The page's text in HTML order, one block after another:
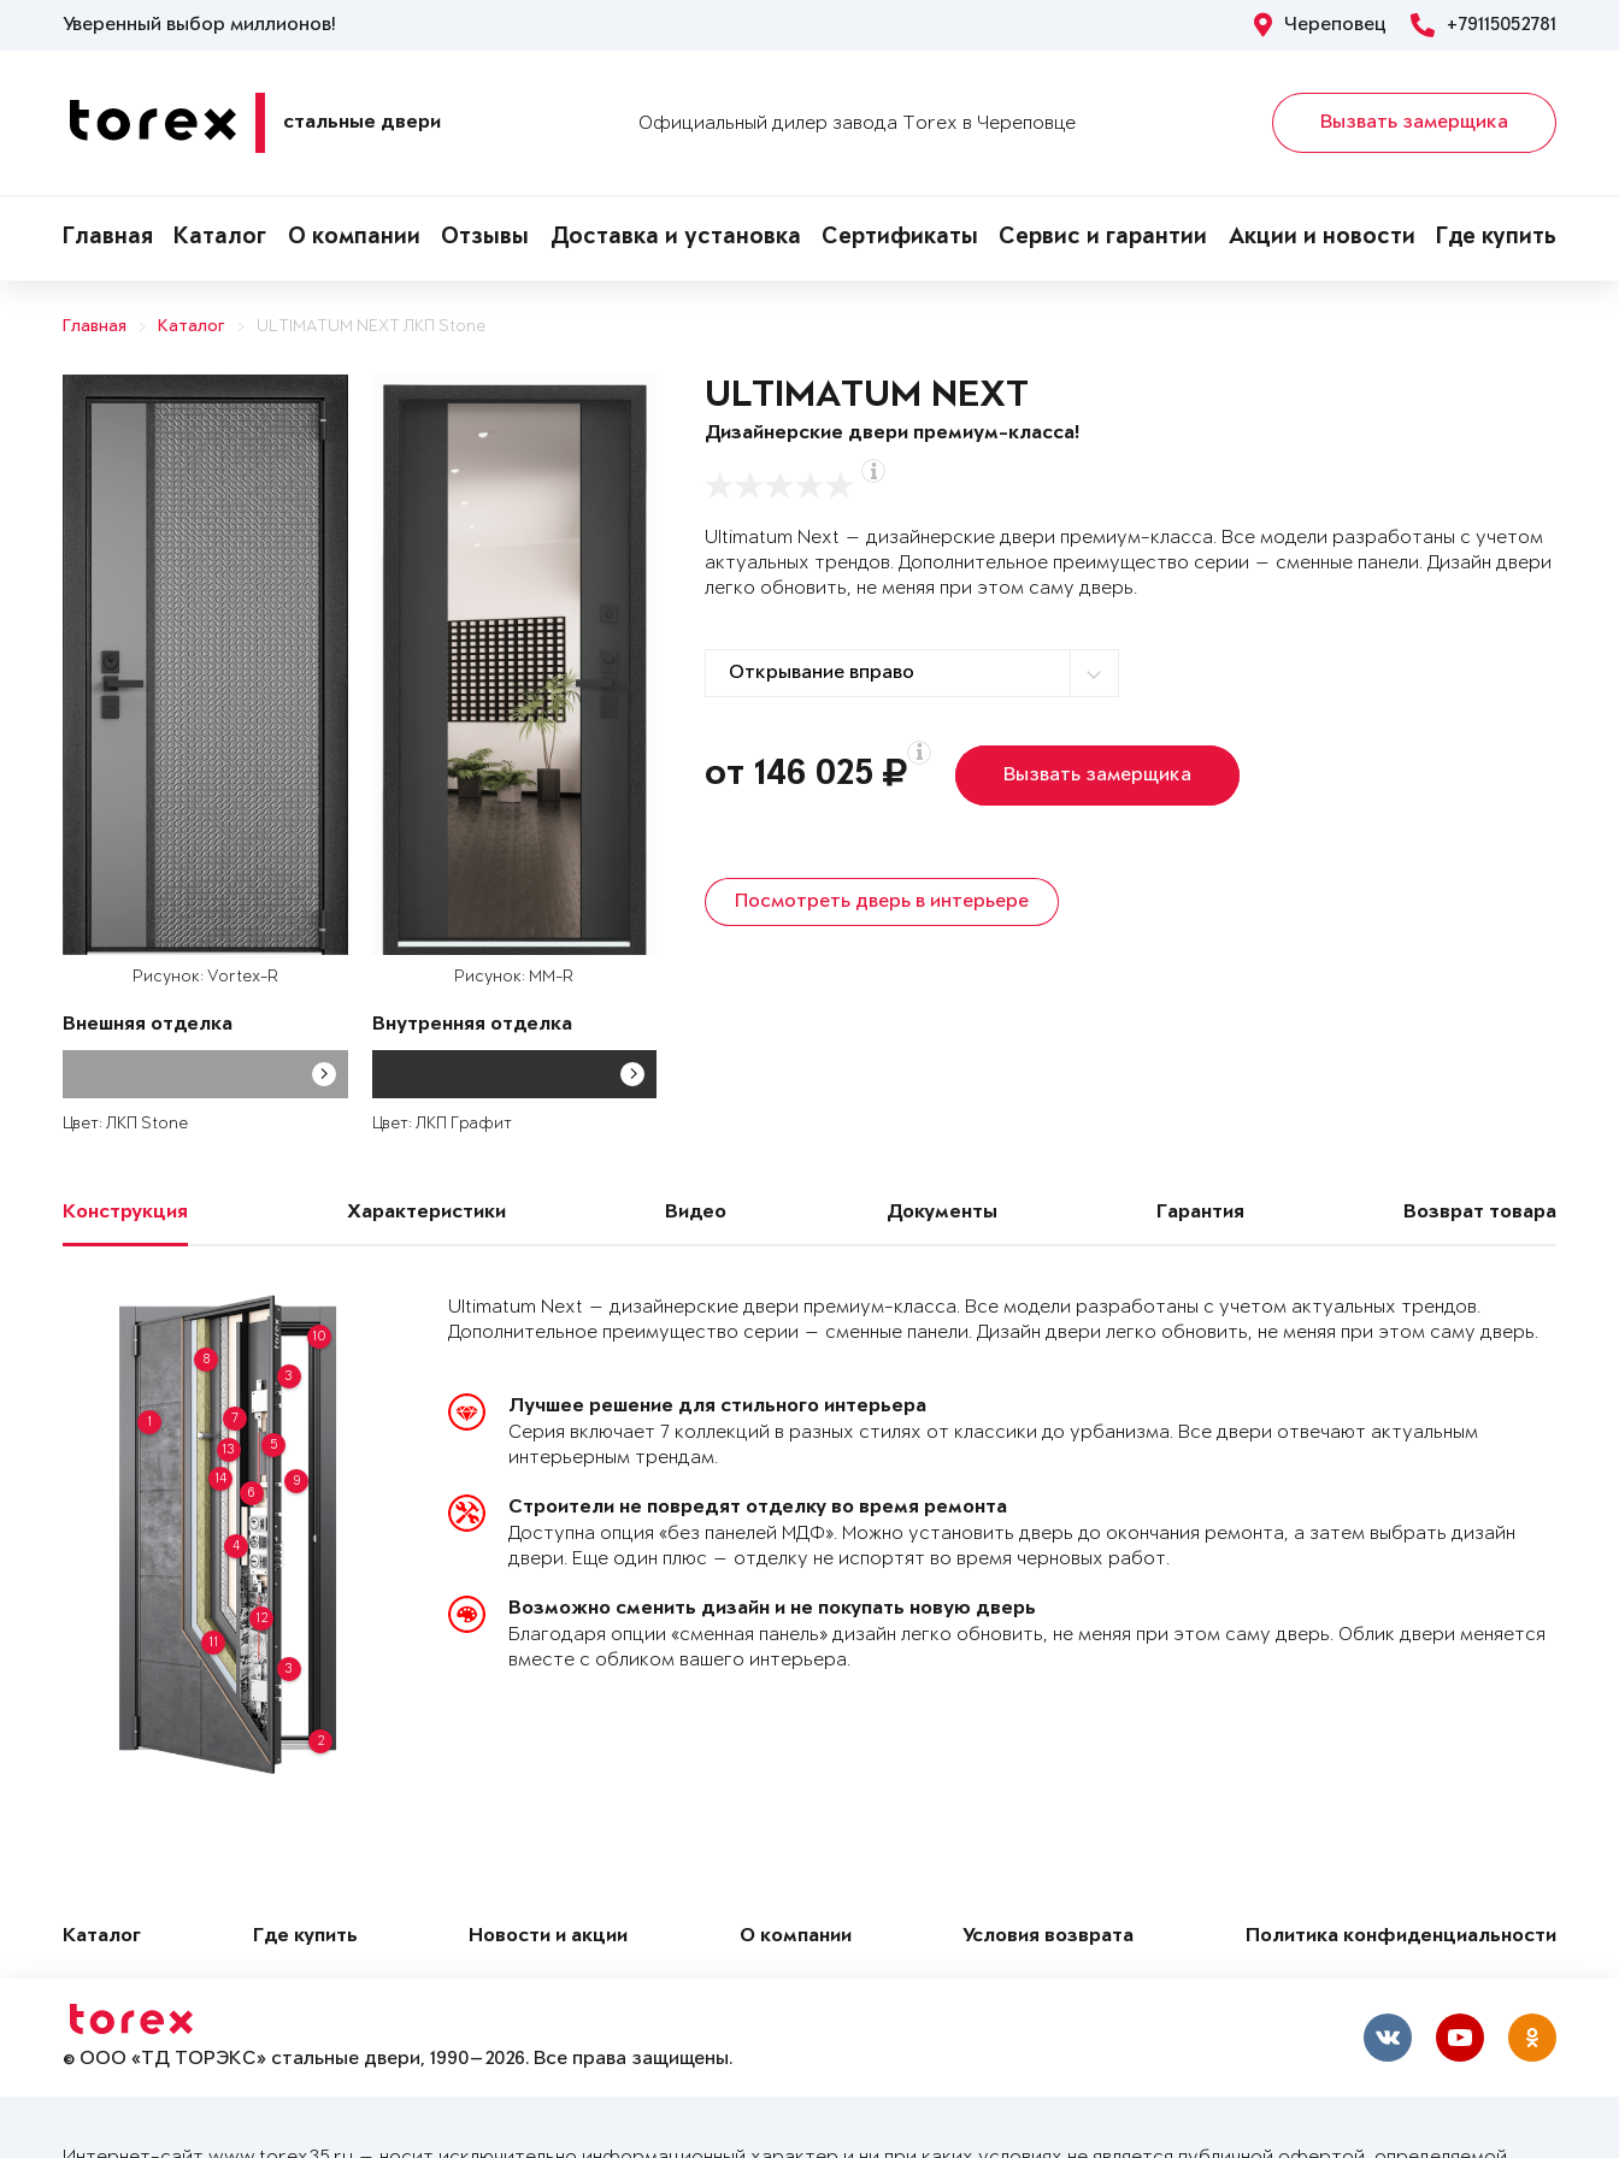
Уверенный выбор миллионов! Череповец +79115052781
стальные двери Официальный дилер завода Torex в Череповце Вызвать замерщика
Главная Каталог О компании Отзывы Доставка и установка Сертификаты Сервис и гарантии Акции и новости Где купить
Главная Каталог ULTIMATUM NEXT ЛКП Stone
Рисунок: Vortex-R
Внешняя отделка
Цвет: ЛКП Stone
Рисунок: MM-R
Внутренняя отделка
Цвет: ЛКП Графит
ULTIMATUM NEXT
Дизайнерские двери премиум-класса!
Ultimatum Next — дизайнерские двери премиум-класса. Все модели разработаны с учетом
актуальных трендов. Дополнительное преимущество серии — сменные панели. Дизайн двери
легко обновить, не меняя при этом саму дверь.
от 146 025 Вызвать замерщика
Посмотреть дверь в интерьере
Конструкция Характеристики Видео Документы Гарантия Возврат товара
1
2
3
3
4
5
6
7
8
9
10
11
12
13
14
Ultimatum Next — дизайнерские двери премиум-класса. Все модели разработаны с учетом актуальных трендов.
Дополнительное преимущество серии — сменные панели. Дизайн двери легко обновить, не меняя при этом саму дверь.
Лучшее решение для стильного интерьера
Серия включает 7 коллекций в разных стилях от классики до урбанизма. Все двери отвечают актуальным
интерьерным трендам.
Строители не повредят отделку во время ремонта
Доступна опция «без панелей МДФ». Можно установить дверь до окончания ремонта, а затем выбрать дизайн
двери. Еще один плюс — отделку не испортят во время черновых работ.
Возможно сменить дизайн и не покупать новую дверь
Благодаря опции «сменная панель» дизайн легко обновить, не меняя при этом саму дверь. Облик двери меняется
вместе с обликом вашего интерьера.
Каталог Где купить Новости и акции О компании Условия возврата Политика конфиденциальности
© ООО «ТД ТОРЭКС» стальные двери, 1990—2026. Все права защищены.